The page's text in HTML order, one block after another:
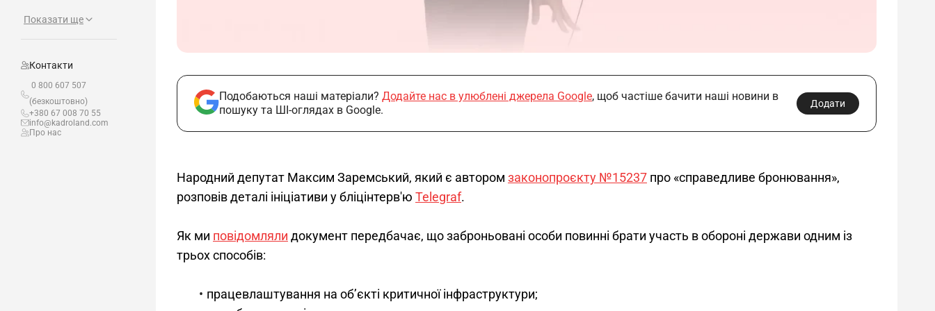
Показати ще
Контакти
0 800 607 507
(безкоштовно)
+380 67 008 70 55
info@kadroland.com
Про нас
Подобаються наші матеріали? Додайте нас в улюблені джерела Google, щоб частіше бачити наші новини в
пошуку та ШІ-оглядах в Google.
Додати
Народний депутат Максим Заремський, який є автором законопроєкту №15237 про «справедливе бронювання»,
розповів деталі ініціативи у бліцінтерв'ю Telegraf.
Як ми повідомляли документ передбачає, що заброньовані особи повинні брати участь в обороні держави одним із
трьох способів:
працевлаштування на об’єкті критичної інфраструктури;